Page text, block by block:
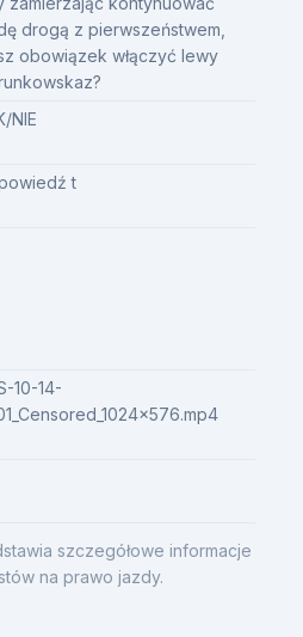
szczegółowe informacje
na prawo jazdy.
drogą z pierwszeństwem,
obowiązek włączyć lewy
NIE
t
10-14-